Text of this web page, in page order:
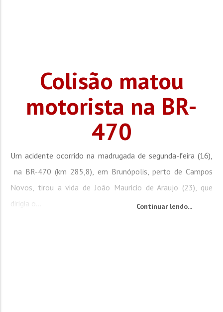
Colisão matou
motorista na BR-
470
Um acidente ocorrido na madrugada de segunda-feira (16),
na BR-470 (km 285,8), em Brunópolis, perto de Campos
Novos, tirou a vida de João Mauricio de Araujo (23), que
dirigia o...
Continuar lendo...